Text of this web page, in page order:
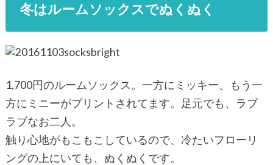
冬はルームソックスでぬくぬく
1,700円のルームソックス。一方にミッキー、もう一
方にミニーがプリントされてます。足元でも、ラブ
ラブなお二人。
触り心地がもこもこしているので、冷たいフローリ
ングの上にいても、ぬくぬくです。